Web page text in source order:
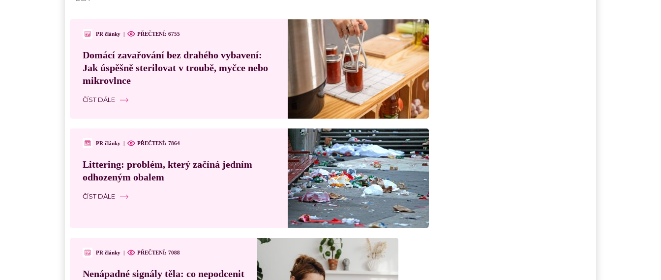
PR články | PŘEČTENÍ: 6755
Domácí zavařování bez drahého vybavení:
Jak úspěšně sterilovat v troubě, myčce nebo
mikrovlnce
ČÍST DÁLE
PR články | PŘEČTENÍ: 7864
Littering: problém, který začíná jedním
odhozeným obalem
ČÍST DÁLE
PR články | PŘEČTENÍ: 7088
Nenápadné signály těla: co nepodcenit